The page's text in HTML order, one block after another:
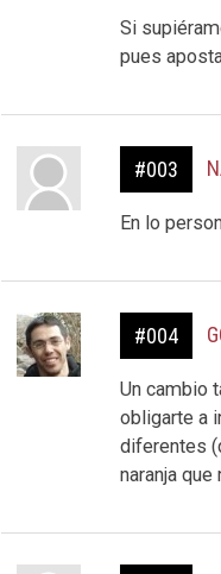
Si
pues
#003
En lo
#004
Un cambio
obligarte a
diferentes
naranja